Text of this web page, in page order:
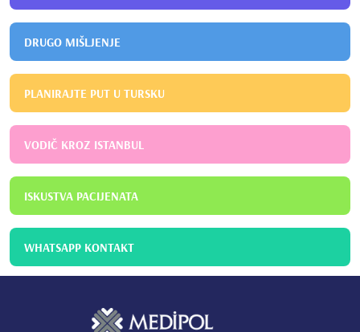
DRUGO MIŠLJENJE
PLANIRAJTE PUT U TURSKU
VODIČ KROZ ISTANBUL
ISKUSTVA PACIJENATA
WHATSAPP KONTAKT